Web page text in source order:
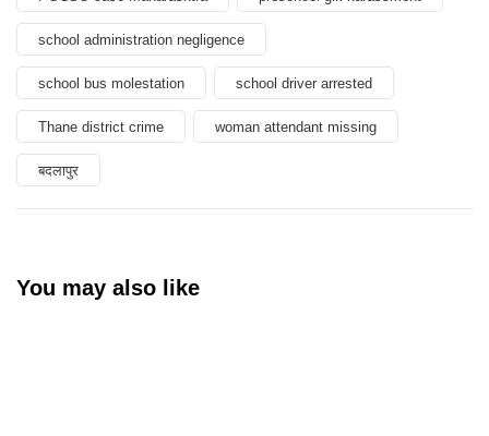
school administration negligence
school bus molestation school driver arrested
Thane district crime woman attendant missing
बदलापुर
You may also like